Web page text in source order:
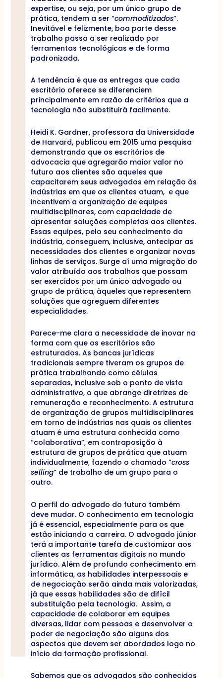
expertise, ou seja, por um único grupo de
prática, tendem a ser “commoditizados”.
Inevitável e felizmente, boa parte desse
trabalho passa a ser realizado por
ferramentas tecnológicas e de forma
padronizada.
A tendência é que as entregas que cada
escritório oferece se diferenciem
principalmente em razão de critérios que a
tecnologia não substituirá facilmente.
Heidi K. Gardner, professora da Universidade
de Harvard, publicou em 2015 uma pesquisa
demonstrando que os escritórios de
advocacia que agregarão maior valor no
futuro aos clientes são aqueles que
capacitarem seus advogados em relação às
indústrias em que os clientes atuam, e que
incentivem a organização de equipes
multidisciplinares, com capacidade de
apresentar soluções completas aos clientes.
Essas equipes, pelo seu conhecimento da
indústria, conseguem, inclusive, antecipar as
necessidades dos clientes e organizar novas
linhas de serviços. Surge aí uma migração do
valor atribuído aos trabalhos que possam
ser exercidos por um único advogado ou
grupo de prática, àqueles que representem
soluções que agreguem diferentes
especialidades.
Parece-me clara a necessidade de inovar na
forma com que os escritórios são
estruturados. As bancas jurídicas
tradicionais sempre tiveram os grupos de
prática trabalhando como células
separadas, inclusive sob o ponto de vista
administrativo, o que abrange diretrizes de
remuneração e reconhecimento. A estrutura
de organização de grupos multidisciplinares
em torno de indústrias nas quais os clientes
atuam é uma estrutura conhecida como
“colaborativa”, em contraposição à
estrutura de grupos de prática que atuam
individualmente, fazendo o chamado “cross
selling” de trabalho de um grupo para o
outro.
O perfil do advogado do futuro também
deve mudar. O conhecimento em tecnologia
já é essencial, especialmente para os que
estão iniciando a carreira. O advogado júnior
terá a importante tarefa de customizar aos
clientes as ferramentas digitais no mundo
jurídico. Além de profundo conhecimento em
informática, as habilidades interpessoais e
de negociação serão ainda mais valorizadas,
já que essas habilidades são de difícil
substituição pela tecnologia. Assim, a
capacidade de colaborar em equipes
diversas, lidar com pessoas e desenvolver o
poder de negociação são alguns dos
aspectos que devem ser abordados logo no
início da formação profissional.
Sabemos que os advogados são conhecidos